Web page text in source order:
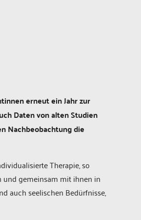
erneut ein Jahr zur
Daten von alten Studien
Nachbeobachtung die
Therapie, so
und gemeinsam mit ihnen in
auch seelischen Bedürfnisse,